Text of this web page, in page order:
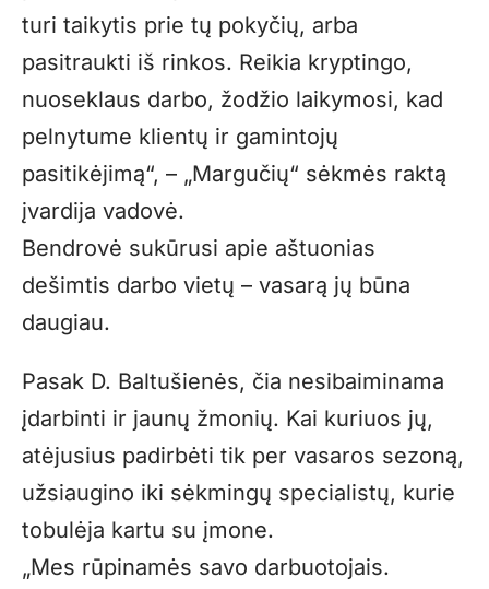
turi taikytis prie tų pokyčių, arba
pasitraukti iš rinkos. Reikia kryptingo,
nuoseklaus darbo, žodžio laikymosi, kad
pelnytume klientų ir gamintojų
pasitikėjimą“, – „Margučių“ sėkmės raktą
įvardija vadovė.
Bendrovė sukūrusi apie aštuonias
dešimtis darbo vietų – vasarą jų būna
daugiau.
Pasak D. Baltušienės, čia nesibaiminama
įdarbinti ir jaunų žmonių. Kai kuriuos jų,
atėjusius padirbėti tik per vasaros sezoną,
užsiaugino iki sėkmingų specialistų, kurie
tobulėja kartu su įmone.
„Mes rūpinamės savo darbuotojais.